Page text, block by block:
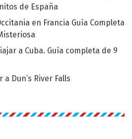
de España
en Francia Guía Completa
a Cuba. Guía completa de 9
a Dun’s River Falls